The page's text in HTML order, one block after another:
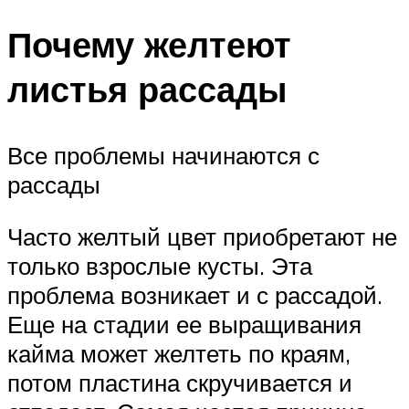
Почему желтеют
листья рассады
Все проблемы начинаются с
рассады
Часто желтый цвет приобретают не
только взрослые кусты. Эта
проблема возникает и с рассадой.
Еще на стадии ее выращивания
кайма может желтеть по краям,
потом пластина скручивается и